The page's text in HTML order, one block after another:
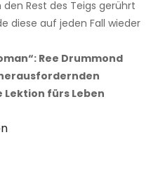
Rest des Teigs gerührt
diese auf jeden Fall wieder
Ree Drummond
Lektion fürs Leben